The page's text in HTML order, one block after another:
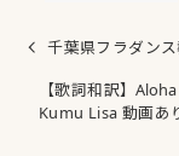
千葉県フラダン
【歌詞和訳】
Kumu Lisa 動画あ